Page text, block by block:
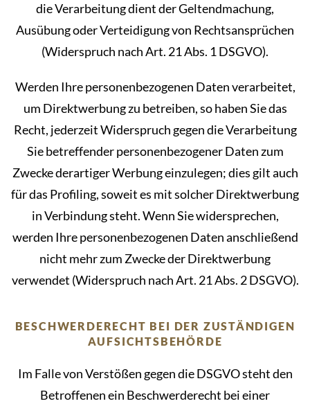
die Verarbeitung dient der Geltendmachung,
Ausübung oder Verteidigung von Rechtsansprüchen
(Widerspruch nach Art. 21 Abs. 1 DSGVO).
Werden Ihre personenbezogenen Daten verarbeitet,
um Direktwerbung zu betreiben, so haben Sie das
Recht, jederzeit Widerspruch gegen die Verarbeitung
Sie betreffender personenbezogener Daten zum
Zwecke derartiger Werbung einzulegen; dies gilt auch
für das Profiling, soweit es mit solcher Direktwerbung
in Verbindung steht. Wenn Sie widersprechen,
werden Ihre personenbezogenen Daten anschließend
nicht mehr zum Zwecke der Direktwerbung
verwendet (Widerspruch nach Art. 21 Abs. 2 DSGVO).
BESCHWERDERECHT BEI DER ZUSTÄNDIGEN
AUFSICHTSBEHÖRDE
Im Falle von Verstößen gegen die DSGVO steht den
Betroffenen ein Beschwerderecht bei einer